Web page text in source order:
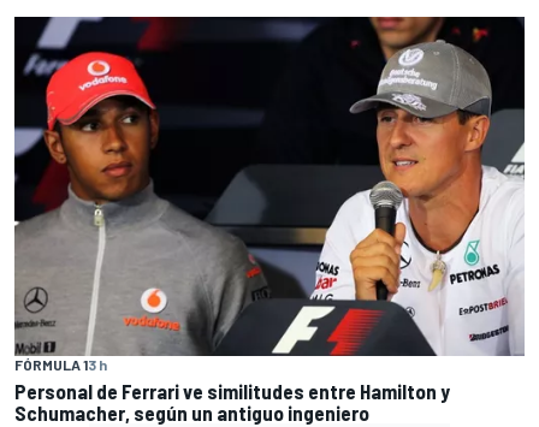
FÓRMULA 13 h
Personal de Ferrari ve similitudes entre Hamilton y
Schumacher, según un antiguo ingeniero